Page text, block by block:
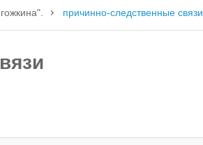
причинно-следственные связи